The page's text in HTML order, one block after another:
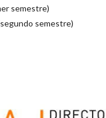
semestre)
semestre)